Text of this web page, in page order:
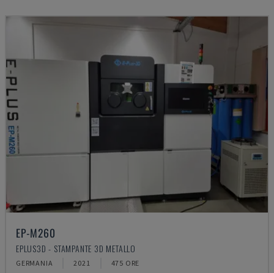
EP-M260
EPLUS3D - STAMPANTE 3D METALLO
GERMANIA 2021 475 ORE